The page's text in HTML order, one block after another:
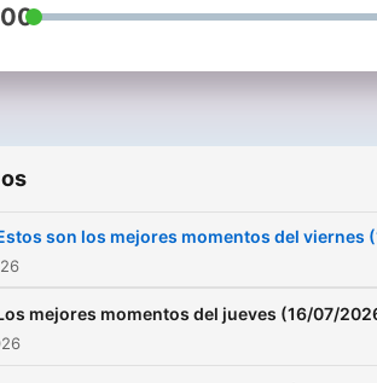
son los mejores momentos del viernes
mejores momentos del jueves (16/07/